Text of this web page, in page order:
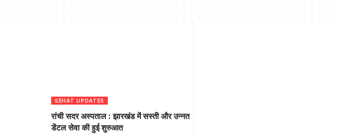
SEHAT UPDATES
रांची सदर अस्पताल : झारखंड में सस्ती और उन्नत
डेंटल सेवा की हुई शुरुआत